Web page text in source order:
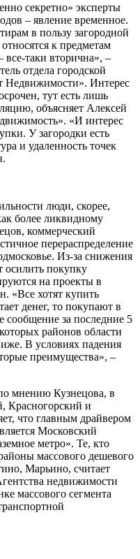
секретно» эксперты
– явление временное.
в пользу загородной
к предметам
все-таки вторична», –
отдела городской
Интерес
тут есть лишь
объясняет Алексей
«И интерес
У загородки есть
и удаленность точек
люди, скорее,
более ликвидному
коммерческий
перераспределение
Из-за снижения
осилить покупку
на проекты в
«Все хотят купить
денег, то покупают в
сообщение за последние 5
районов области
В условиях падения
преимущества», –
мнению Кузнецова, в
Красногорский и
что главным драйвером
Московский
метро». Те, кто
массового дешевого
Марьино, считает
недвижимости
массового сегмента